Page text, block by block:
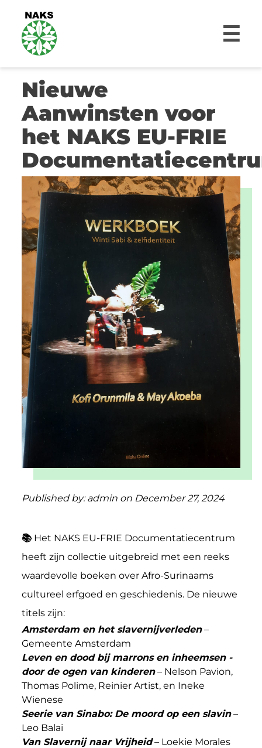
☰
Nieuwe
Aanwinsten voor
het NAKS EU-FRIE
Published by:admin on December 27, 2024
📚Het NAKS EU-FRIE Documentatiecentrum
heeft zijn collectie uitgebreid met een reeks
waardevolle boeken over Afro-Surinaams
cultureel erfgoed en geschiedenis. De nieuwe
titels zijn:
Amsterdam en het slavernijverleden–
Gemeente Amsterdam
Leven en dood bij marrons en inheemsen -
door de ogen van kinderen– Nelson Pavion,
Thomas Polime, Reinier Artist, en Ineke
Wienese
Seerie van Sinabo: De moord op een slavin–
Leo Balai
Van Slavernij naar Vrijheid– Loekie Morales